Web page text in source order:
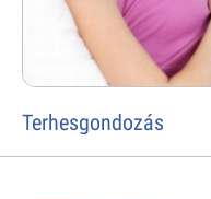
Terhesgondozás